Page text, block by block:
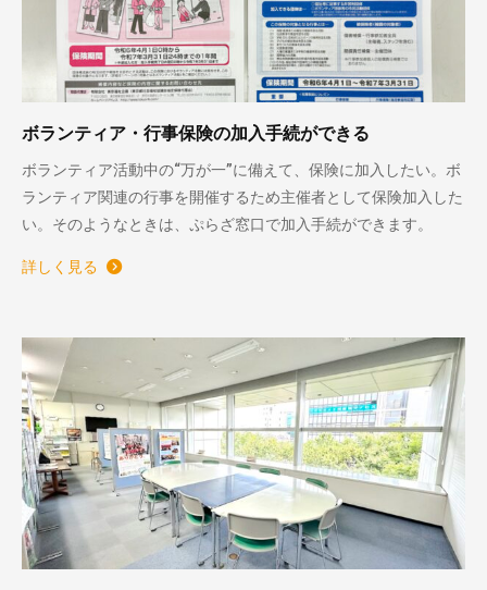
ボランティア・行事保険の加入手続ができる
ボランティア活動中の“万が一”に備えて、保険に加入したい。ボ
ランティア関連の行事を開催するため主催者として保険加入した
い。そのようなときは、ぷらざ窓口で加入手続ができます。
詳しく見る